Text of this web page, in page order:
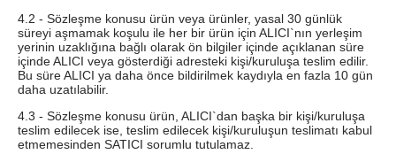
4.2 - Sözleşme konusu ürün veya ürünler, yasal 30 günlük
süreyi aşmamak koşulu ile her bir ürün için ALICI`nın yerleşim
yerinin uzaklığına bağlı olarak ön bilgiler içinde açıklanan süre
içinde ALICI veya gösterdiği adresteki kişi/kuruluşa teslim edilir.
Bu süre ALICI ya daha önce bildirilmek kaydıyla en fazla 10 gün
daha uzatılabilir.
4.3 - Sözleşme konusu ürün, ALICI`dan başka bir kişi/kuruluşa
teslim edilecek ise, teslim edilecek kişi/kuruluşun teslimatı kabul
etmemesinden SATICI sorumlu tutulamaz.